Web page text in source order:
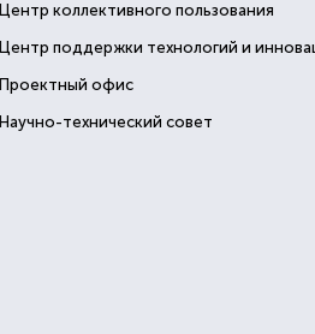
Центр коллективного пользования
Центр поддержки технологий и
Проектный офис
Научно-технический совет